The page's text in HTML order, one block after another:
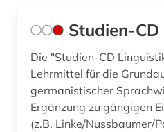
Studien-
Die "Studien-CD
Lehrmittel für die
germanistischer
Ergänzung zu gängigen
(z.B. Linke/Nussbaumer/